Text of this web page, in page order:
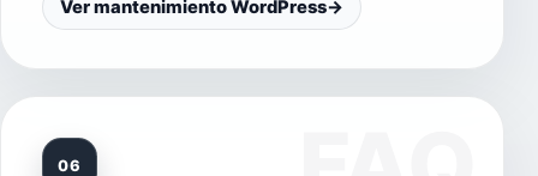
Ver mantenimiento WordPress→
06